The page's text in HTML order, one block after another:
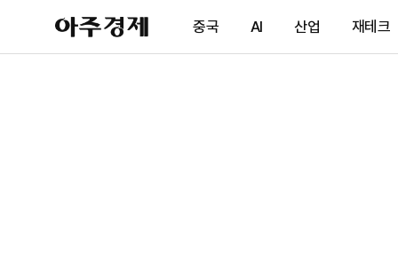
아
주
제
중국 AI 산업 재테크